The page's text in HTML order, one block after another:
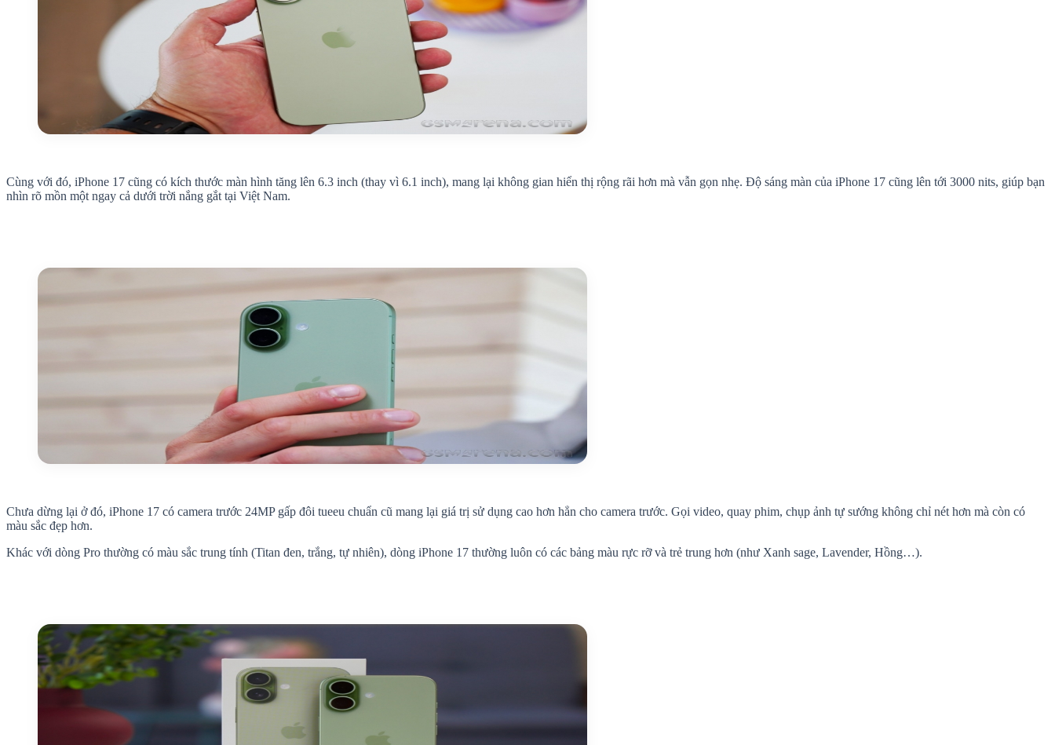
Cùng với đó, iPhone 17 cũng có kích thước màn hình tăng lên 6.3 inch (thay vì 6.1 inch), mang lại không gian hiển thị rộng rãi hơn mà vẫn gọn nhẹ. Độ sáng màn của iPhone 17 cũng lên tới 3000 nits, giúp bạn
nhìn rõ mồn một ngay cả dưới trời nắng gắt tại Việt Nam.
Chưa dừng lại ở đó, iPhone 17 có camera trước 24MP gấp đôi tueeu chuẩn cũ mang lại giá trị sử dụng cao hơn hẳn cho camera trước. Gọi video, quay phim, chụp ảnh tự sướng không chỉ nét hơn mà còn có
màu sắc đẹp hơn.
Khác với dòng Pro thường có màu sắc trung tính (Titan đen, trắng, tự nhiên), dòng iPhone 17 thường luôn có các bảng màu rực rỡ và trẻ trung hơn (như Xanh sage, Lavender, Hồng…).